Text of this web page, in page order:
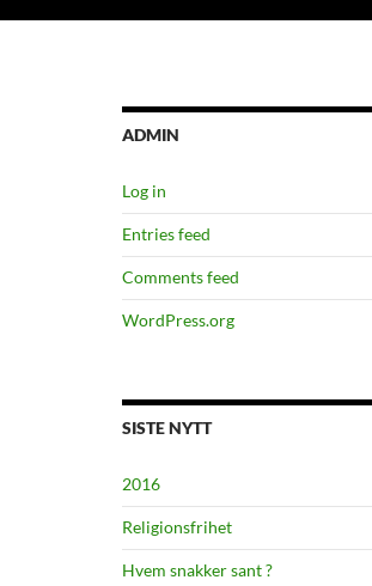
ADMIN
Log in
Entries feed
Comments feed
WordPress.org
SISTE NYTT
2016
Religionsfrihet
Hvem snakker sant ?